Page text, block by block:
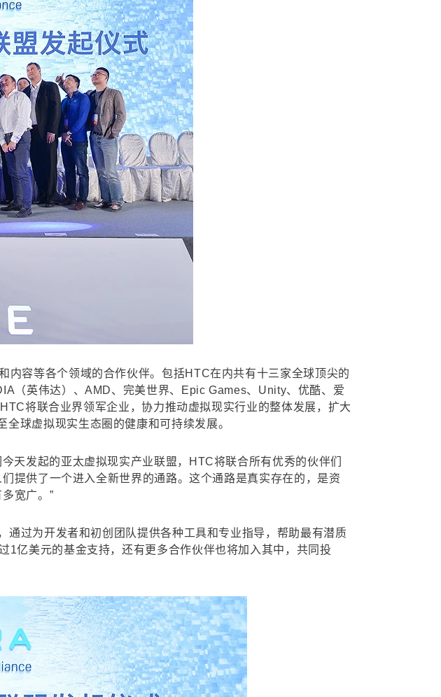
容等各个领域的合作伙伴。包括HTC在内共有十三家全球顶尖的
（英伟达）、AMD、完美世界、Epic Games、Unity、优酷、爱
将联合业界领军企业，协力推动虚拟现实行业的整体发展，扩大
球虚拟现实生态圈的健康和可持续发展。
天发起的亚太虚拟现实产业联盟，HTC将联合所有优秀的伙伴们
提供了一个进入全新世界的通路。这个通路是真实存在的，是资
宽广。”
过为开发者和初创团队提供各种工具和专业指导，帮助最有潜质
亿美元的基金支持，还有更多合作伙伴也将加入其中，共同投